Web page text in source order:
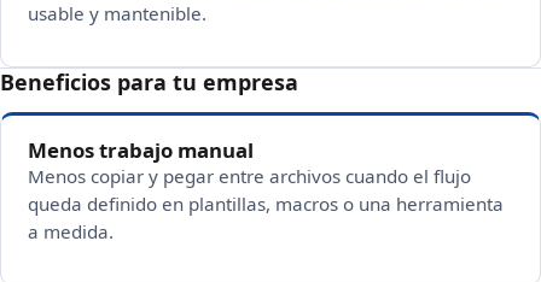
usable y mantenible.
Beneficios para tu empresa
Menos trabajo manual
Menos copiar y pegar entre archivos cuando el flujo
queda definido en plantillas, macros o una herramienta
a medida.